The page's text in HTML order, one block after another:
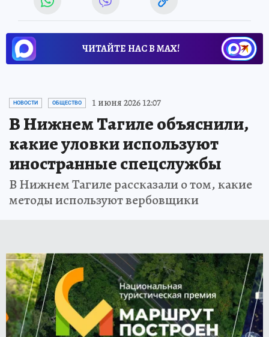
ЧИТАЙТЕ НАС В МАХ!
НОВОСТИ ОБЩЕСТВО 1 июня 2026 12:07
В Нижнем Тагиле объяснили,
какие уловки используют
иностранные спецслужбы
В Нижнем Тагиле рассказали о том, какие
методы используют вербовщики